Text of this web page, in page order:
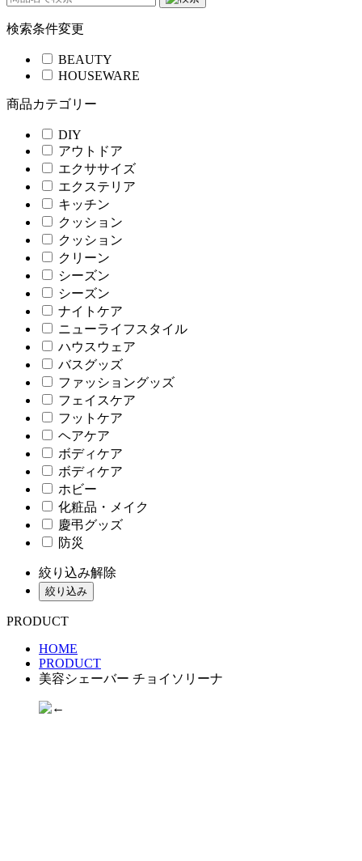
検索条件変更
BEAUTY
HOUSEWARE
商品カテゴリー
DIY
アウトドア
エクササイズ
エクステリア
キッチン
クッション
クッション
クリーン
シーズン
シーズン
ナイトケア
ニューライフスタイル
ハウスウェア
バスグッズ
ファッショングッズ
フェイスケア
フットケア
ヘアケア
ボディケア
ボディケア
ホビー
化粧品・メイク
慶弔グッズ
防災
絞り込み解除
絞り込み
PRODUCT
HOME
PRODUCT
美容シェーバー チョイソリーナ